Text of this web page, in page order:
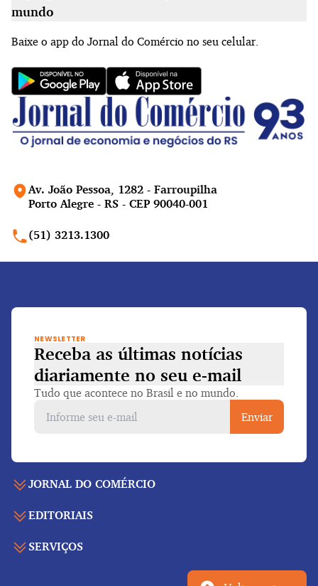
Av. João Pessoa, 1282 - Farroupilha
Porto Alegre - RS - CEP 90040-001
(51) 3213.1300
mundo
Baixe o app do Jornal do Comércio no seu celular.
JORNAL DO COMÉRCIO
Capa
EDITORIAIS
Economia
SERVIÇOS
NEWSLETTER
Receba as últimas notícias
diariamente no seu e-mail
Tudo que acontece no Brasil e no mundo.
Enviar